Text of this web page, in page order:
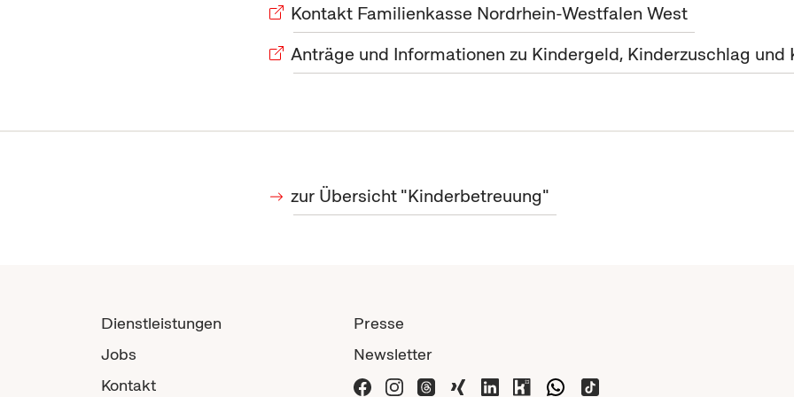
Kontakt Familienkasse Nordrhein-Westfalen West
Anträge und Informationen zu Kindergeld, Kinderzuschlag und
zur Übersicht "Kinderbetreuung"
Dienstleistungen
Jobs
Kontakt
Presse
Newsletter